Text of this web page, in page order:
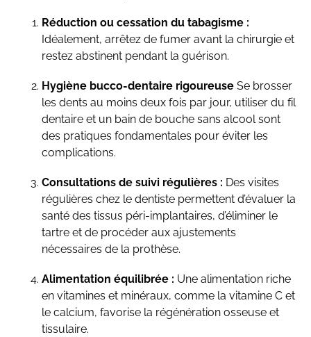
Réduction ou cessation du tabagisme :
Idéalement, arrêtez de fumer avant la chirurgie et
restez abstinent pendant la guérison.
Hygiène bucco-dentaire rigoureuse Se brosser
les dents au moins deux fois par jour, utiliser du fil
dentaire et un bain de bouche sans alcool sont
des pratiques fondamentales pour éviter les
complications.
Consultations de suivi régulières : Des visites
régulières chez le dentiste permettent d’évaluer la
santé des tissus péri-implantaires, d’éliminer le
tartre et de procéder aux ajustements
nécessaires de la prothèse.
Alimentation équilibrée : Une alimentation riche
en vitamines et minéraux, comme la vitamine C et
le calcium, favorise la régénération osseuse et
tissulaire.